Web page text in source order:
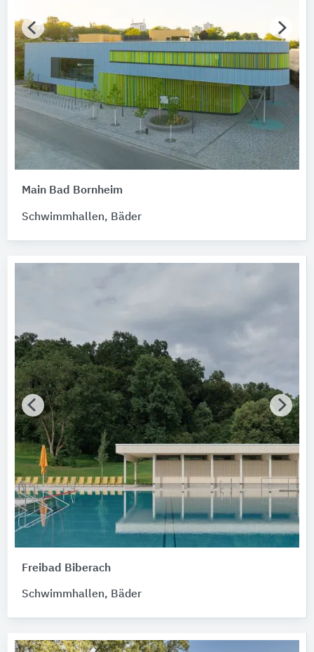
Main Bad Bornheim
Schwimmhallen, Bäder
Freibad Biberach
Schwimmhallen, Bäder